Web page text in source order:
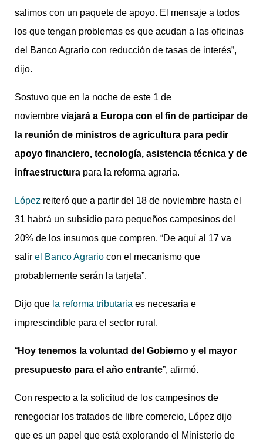
salimos con un paquete de apoyo. El mensaje a todos
los que tengan problemas es que acudan a las oficinas
del Banco Agrario con reducción de tasas de interés”,
dijo.
Sostuvo que en la noche de este 1 de
noviembre viajará a Europa con el fin de participar de
la reunión de ministros de agricultura para pedir
apoyo financiero, tecnología, asistencia técnica y de
infraestructura para la reforma agraria.
López reiteró que a partir del 18 de noviembre hasta el
31 habrá un subsidio para pequeños campesinos del
20% de los insumos que compren. “De aquí al 17 va
salir el Banco Agrario con el mecanismo que
probablemente serán la tarjeta”.
Dijo que la reforma tributaria es necesaria e
imprescindible para el sector rural.
“Hoy tenemos la voluntad del Gobierno y el mayor
presupuesto para el año entrante”, afirmó.
Con respecto a la solicitud de los campesinos de
renegociar los tratados de libre comercio, López dijo
que es un papel que está explorando el Ministerio de